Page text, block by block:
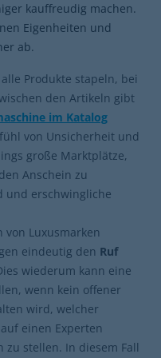
kauffreudig machen.
Eigenheiten und
ab.
Produkte stapeln, bei
den Artikeln gibt
im Katalog
von Unsicherheit und
große Marktplätze,
Anschein zu
und erschwingliche
von Luxusmarken
eindeutig den Ruf
wiederum kann eine
wenn kein offener
wird, welcher
einen Experten
zu stellen. In diesem Fall